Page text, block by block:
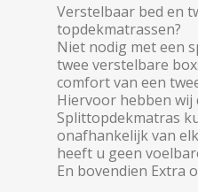
Verstelbaar bed en
topdekmatrassen?
Niet nodig met een
twee verstelbare
comfort van een
Hiervoor hebben wij
Splittopdekmatras
onafhankelijk van
heeft u geen
En bovendien Extra